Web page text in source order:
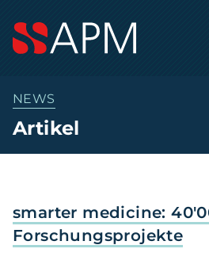
NEWS
Artikel
smarter medicine:
Forschungsprojekte